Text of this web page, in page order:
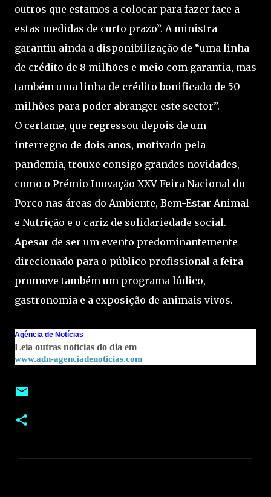
outros que estamos a colocar para fazer face a
estas medidas de curto prazo”. A ministra
garantiu ainda a disponibilização de “uma linha
de crédito de 8 milhões e meio com garantia, mas
também uma linha de crédito bonificado de 50
milhões para poder abranger este sector”.
O certame, que regressou depois de um
interregno de dois anos, motivado pela
pandemia, trouxe consigo grandes novidades,
como o Prémio Inovação XXV Feira Nacional do
Porco nas áreas do Ambiente, Bem-Estar Animal
e Nutrição e o cariz de solidariedade social.
Apesar de ser um evento predominantemente
direcionado para o público profissional a feira
promove também um programa lúdico,
gastronomia e a exposição de animais vivos.
Agência de Notícias
Leia outras notícias do dia em
www.adn-agenciadenoticias.com